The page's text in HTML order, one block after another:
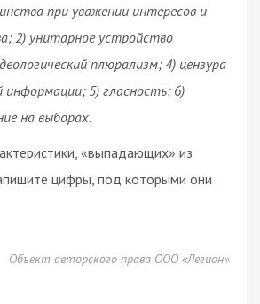
при уважении интересов и
2) унитарное устройство
плюрализм; 4) цензура
информации; 5) гласность; 6)
на выборах.
«выпадающих» из
цифры, под которыми они
Объект авторского права ООО «Легион»